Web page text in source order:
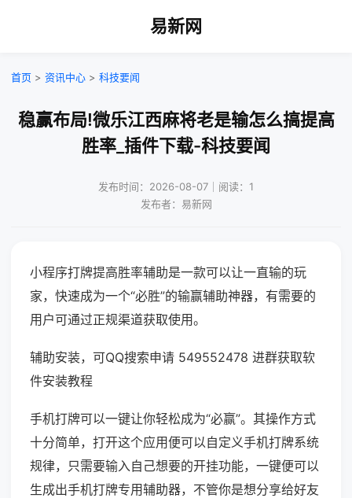
易新网
首页 > 资讯中心 > 科技要闻
稳赢布局!微乐江西麻将老是输怎么搞提高
胜率_插件下载-科技要闻
发布时间：2026-08-07｜阅读：1
发布者：易新网
小程序打牌提高胜率辅助是一款可以让一直输的玩
家，快速成为一个“必胜”的输赢辅助神器，有需要的
用户可通过正规渠道获取使用。
辅助安装，可QQ搜索申请 549552478 进群获取软
件安装教程
手机打牌可以一键让你轻松成为“必赢”。其操作方式
十分简单，打开这个应用便可以自定义手机打牌系统
规律，只需要输入自己想要的开挂功能，一键便可以
生成出手机打牌专用辅助器，不管你是想分享给好友